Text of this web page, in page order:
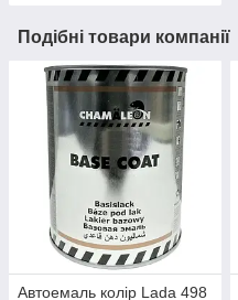
Подібні товари компанії
Автоемаль колір Lada 498